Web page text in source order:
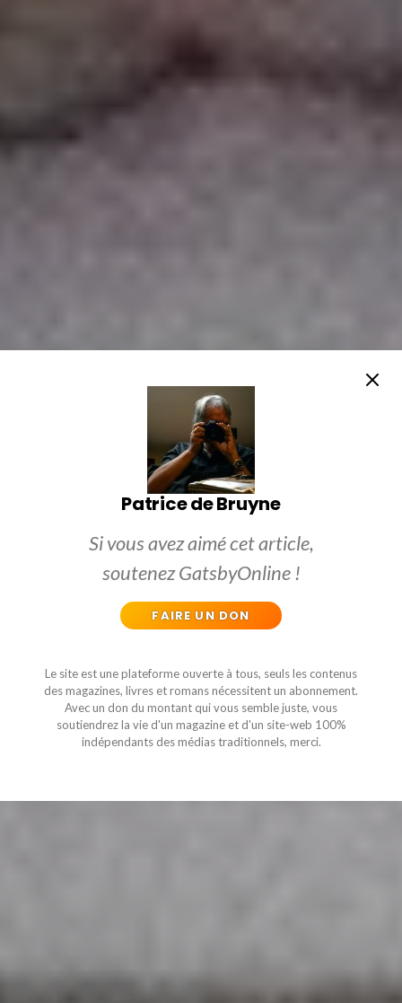
Patrice de Bruyne
Si vous avez aimé cet article,
soutenez GatsbyOnline !
FAIRE UN DON
Le site est une plateforme ouverte à tous, seuls les contenus
des magazines, livres et romans nécessitent un abonnement.
Avec un don du montant qui vous semble juste, vous
soutiendrez la vie d'un magazine et d'un site-web 100%
indépendants des médias traditionnels, merci.